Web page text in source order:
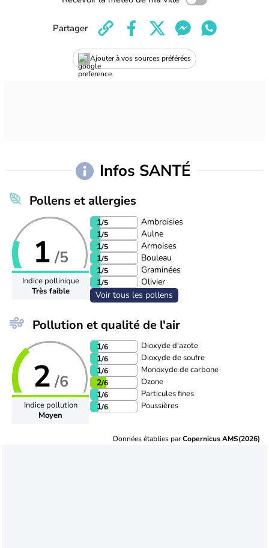
Ajouter à vos sources préférées
Partager
Infos SANTÉ
Pollens et allergies
1 /5
Indice pollinique
Très faible
1/5
Ambroisies
1/5
Aulne
1/5
Armoises
1/5
Bouleau
1/5
Graminées
1/5
Olivier
Voir tous les pollens
Pollution et qualité de l'air
2 /6
Indice pollution
Moyen
1/6 Dioxyde d'azote
1/6 Dioxyde de soufre
1/6 Monoxyde de carbone
2/6 Ozone
1/6 Particules fines
1/6 Poussières
Données établies parCopernicus AMS(2026)